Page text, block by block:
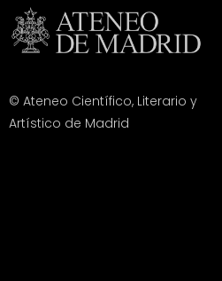
© Ateneo Científico, Literario y
Artístico de Madrid